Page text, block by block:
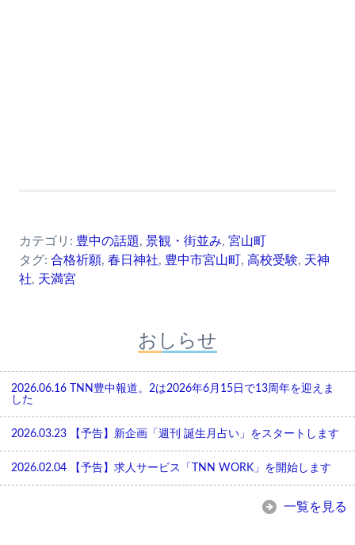
カテゴリ: 豊中の話題, 景観・街並み, 宮山町
タグ: 合格祈願, 春日神社, 豊中市宮山町 , 高校受験, 天神
社, 天満宮
おしらせ
2026.06.16
TNN豊中報道。2は2026年6月15日で13周年を迎えま
した
2026.03.23 【予告】新企画「週刊 誕生月占い」をスタートします
2026.02.04 【予告】求人サービス「TNN WORK」を開始します
一覧を見る